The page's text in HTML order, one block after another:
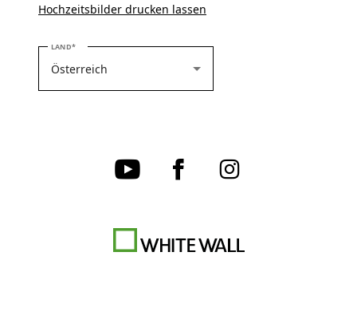
Hochzeitsbilder drucken lassen
LANDBITTE WÄHLEN SIE IHR LAND